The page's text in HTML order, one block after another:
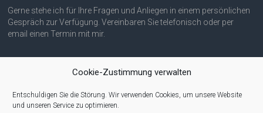
Cookie-Zustimmung verwalten
Entschuldigen Sie die Störung. Wir verwenden Cookies, um unsere Website
und unseren Service zu optimieren.
Gerne stehe ich für Ihre Fragen und Anliegen in einem persönlichen
Gespräch zur Verfügung. Vereinbaren Sie telefonisch oder per
email einen Termin mit mir.
Quicklinks
Impressum